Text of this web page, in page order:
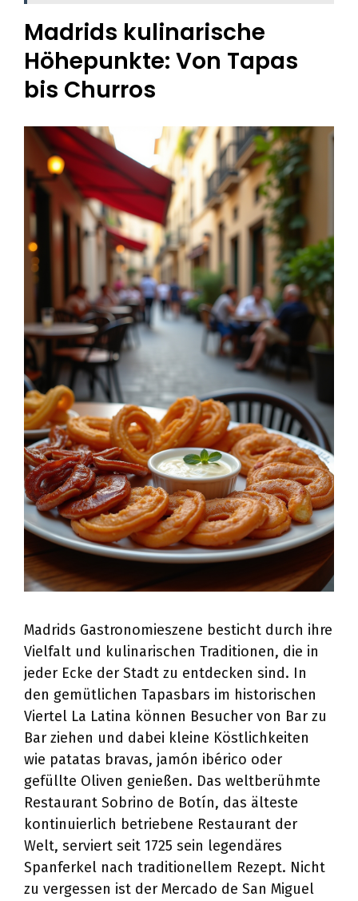
Madrids kulinarische
Höhepunkte: Von Tapas
bis Churros
Madrids Gastronomieszene besticht durch ihre
Vielfalt und kulinarischen Traditionen, die in
jeder Ecke der Stadt zu entdecken sind. In
den gemütlichen Tapasbars im historischen
Viertel La Latina können Besucher von Bar zu
Bar ziehen und dabei kleine Köstlichkeiten
wie patatas bravas, jamón ibérico oder
gefüllte Oliven genießen. Das weltberühmte
Restaurant Sobrino de Botín, das älteste
kontinuierlich betriebene Restaurant der
Welt, serviert seit 1725 sein legendäres
Spanferkel nach traditionellem Rezept. Nicht
zu vergessen ist der Mercado de San Miguel